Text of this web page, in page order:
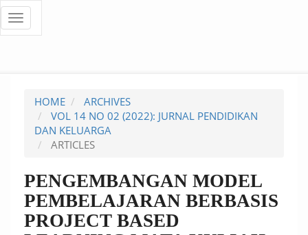
Quick
page
content
Main
Content
Sidebar
Toggle
navigation
HOME
ARCHIVES
VOL 14 NO 02 (2022): JURNAL PENDIDIKAN
DAN KELUARGA
ARTICLES
PENGEMBANGAN MODEL
PEMBELAJARAN BERBASIS
PROJECT BASED